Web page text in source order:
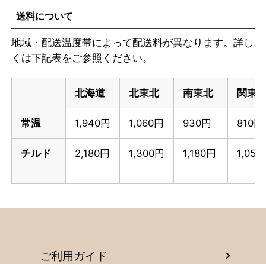
送料について
地域・配送温度帯によって配送料が異なります。詳し
くは下記表をご参照ください。
北海道 北東北 南東北 関東
常温 1,940円 1,060円 930円 810円
チルド 2,180円 1,300円 1,180円 1,050
ご利用ガイド